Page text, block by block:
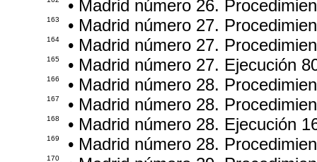
• Madrid número 26.
163 • Madrid número 27.
164 • Madrid número 27.
165 • Madrid número 27. Ejecución
166 • Madrid número 28.
167 • Madrid número 28.
168 • Madrid número 28. Ejecución
169 • Madrid número 28.
170